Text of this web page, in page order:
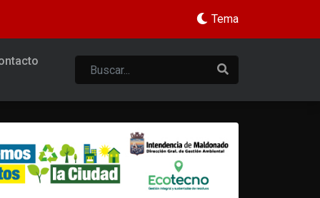
Tema